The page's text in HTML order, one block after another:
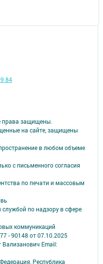
права защищены.
на сайте, защищены
в любом объеме
с письменного согласия
по печати и массовым
по надзору в сфере
коммуникаций
- 90148 от 07.10.2025
Email:
Республика
84